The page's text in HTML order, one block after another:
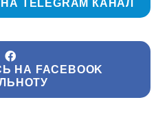
TELEGRAM КАНАЛ
НА FACEBOOK